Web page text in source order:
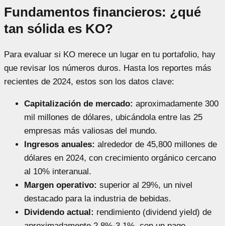
Fundamentos financieros: ¿qué
tan sólida es KO?
Para evaluar si KO merece un lugar en tu portafolio, hay
que revisar los números duros. Hasta los reportes más
recientes de 2024, estos son los datos clave:
Capitalización de mercado: aproximadamente 300
mil millones de dólares, ubicándola entre las 25
empresas más valiosas del mundo.
Ingresos anuales: alrededor de 45,800 millones de
dólares en 2024, con crecimiento orgánico cercano
al 10% interanual.
Margen operativo: superior al 29%, un nivel
destacado para la industria de bebidas.
Dividendo actual: rendimiento (dividend yield) de